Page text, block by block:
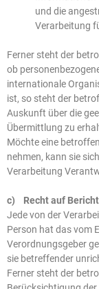
und die
Verarbeitung
Ferner steht der
ob
internationale
ist, so steht der
Auskunft über die
Übermittlung zu
Möchte eine
nehmen, kann sie
Verarbeitung
c) Recht auf
Jede von der
Person hat das vom
Verordnungsgeber
sie betreffender
Ferner steht der